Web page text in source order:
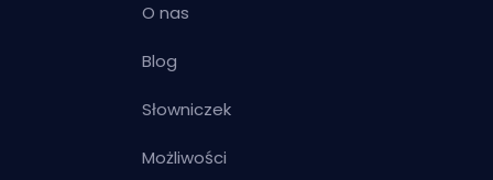
O nas
Blog
Słowniczek
Możliwości